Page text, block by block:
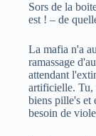
Sors de la
est ! – de
La mafia n'a
ramassage
attendant
artificielle. Tu,
biens pille's et
besoin de